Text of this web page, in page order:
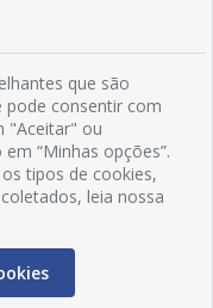
que são
pode consentir com
"Aceitar" ou
“Minhas opções”.
tipos de cookies,
leia nossa